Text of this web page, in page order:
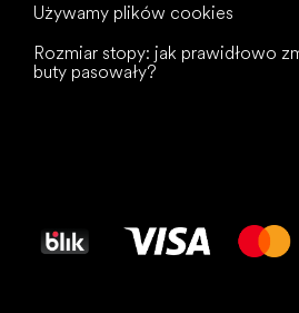
Używamy plików cookies
Rozmiar stopy: jak prawidłowo
buty pasowały?